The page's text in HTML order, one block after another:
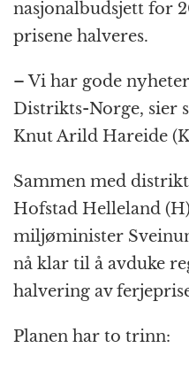
b
o
o
k
n
g
e
r
A
p
p
nasjonalbudsjett for
prisene halveres.
– Vi har gode
Distrikts-Norge, sier
Knut Arild Hareide
Sammen med
Hofstad Helleland
miljøminister
nå klar til å avduke
halvering av
Planen har to trinn: